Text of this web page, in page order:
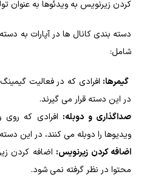
کردن زیرنویس به ویدئوها به‌ عنوان
دسته‌ بندی کانال‌ ها در آپارات به
شامل:
گیمرها: افرادی که در فعالیت
در این دسته قرار می‌ گیرند.
صداگذاری و دوبله: افرادی که روی
ویدیوها را دوبله می‌ کنند، در این
اضافه کردن زیرنویس: اضافه کردن
محتوا در نظر گرفته نمی‌ شود.